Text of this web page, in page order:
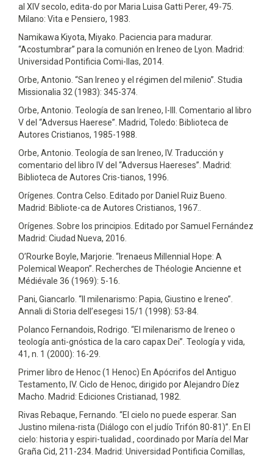
al XIV secolo, edita-do por Maria Luisa Gatti Perer, 49-75.
Milano: Vita e Pensiero, 1983.
Namikawa Kiyota, Miyako. Paciencia para madurar.
“Acostumbrar” para la comunión en Ireneo de Lyon. Madrid:
Universidad Pontificia Comi-llas, 2014.
Orbe, Antonio. “San Ireneo y el régimen del milenio”. Studia
Missionalia 32 (1983): 345-374.
Orbe, Antonio. Teología de san Ireneo, I-III. Comentario al libro
V del “Adversus Haerese”. Madrid, Toledo: Biblioteca de
Autores Cristianos, 1985-1988.
Orbe, Antonio. Teología de san Ireneo, IV. Traducción y
comentario del libro IV del “Adversus Haereses”. Madrid:
Biblioteca de Autores Cris-tianos, 1996.
Orígenes. Contra Celso. Editado por Daniel Ruiz Bueno.
Madrid: Bibliote-ca de Autores Cristianos, 1967..
Orígenes. Sobre los principios. Editado por Samuel Fernández
Madrid: Ciudad Nueva, 2016.
O’Rourke Boyle, Marjorie. “Irenaeus Millennial Hope: A
Polemical Weapon”. Recherches de Théologie Ancienne et
Médiévale 36 (1969): 5-16.
Pani, Giancarlo. “Il milenarismo: Papia, Giustino e Ireneo”.
Annali di Storia dell’esegesi 15/1 (1998): 53-84.
Polanco Fernandois, Rodrigo. “El milenarismo de Ireneo o
teología anti-gnóstica de la caro capax Dei”. Teología y vida,
41, n. 1 (2000): 16-29.
Primer libro de Henoc (1 Henoc) En Apócrifos del Antiguo
Testamento, IV. Ciclo de Henoc, dirigido por Alejandro Díez
Macho. Madrid: Ediciones Cristianad, 1982.
Rivas Rebaque, Fernando. “El cielo no puede esperar. San
Justino milena-rista (Diálogo con el judío Trifón 80-81)”. En El
cielo: historia y espiri-tualidad., coordinado por María del Mar
Graña Cid, 211-234. Madrid: Universidad Pontificia Comillas,